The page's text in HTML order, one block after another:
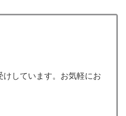
けしています。お気軽にお